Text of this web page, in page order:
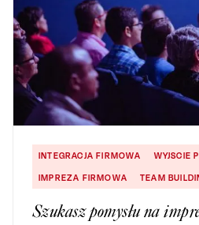
INTEGRACJA FIRMOWA
WYJSCIE
IMPREZA FIRMOWA
TEAM
Szukasz pomysłu na